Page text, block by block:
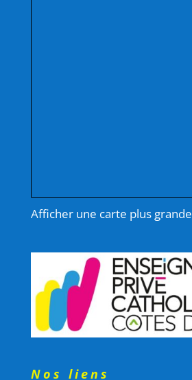
Afficher une carte plus grande
Nos liens